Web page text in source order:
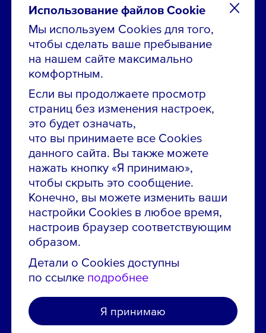
Использование файлов Cookie
Мы используем Cookies для того,
чтобы сделать ваше пребывание
на нашем сайте максимально
комфортным.
Если вы продолжаете просмотр
страниц без изменения настроек,
это будет означать,
что вы принимаете все Cookies
данного сайта. Вы также можете
нажать кнопку «Я принимаю»,
чтобы скрыть это сообщение.
Конечно, вы можете изменить ваши
настройки Cookies в любое время,
настроив браузер соответствующим
образом.
Детали о Cookies доступны
по ссылке подробнее
Я принимаю
Остались вопросы по вакансиям?
Звони в контакт-центр:
8 800 700-19-43
Сообщить об ошибке на сайте
ПАО «ГМК «Норильский никель»
Использование материалов сайта
без согласования запрещено.
Российская Федерация, 123112, г. Москва, 1-й
Красногвардейский проезд., д. 15
Политика конфиденциальности
Политика использования файлов cookie
Пользовательское соглашение об использовании
сайта
Создано в агентстве